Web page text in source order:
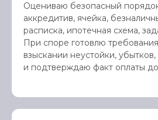
Оцениваю безопасный
аккредитив, ячейка,
расписка, ипотечная схема,
При споре готовлю
взыскании неустойки,
и подтверждаю факт оплаты